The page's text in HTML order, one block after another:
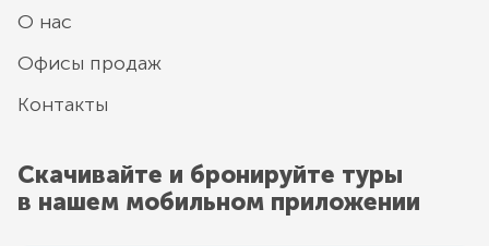
О нас
Офисы продаж
Контакты
Скачивайте и бронируйте туры
в нашем мобильном приложении